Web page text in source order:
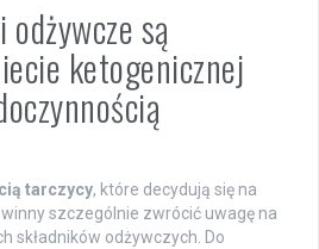
są
ketogenicznej
tarczycy, które decydują się na
szczególnie zwrócić uwagę na
składników odżywczych. Do